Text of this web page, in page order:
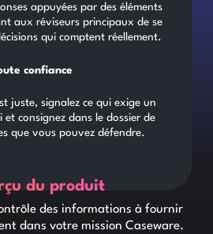
appuyées par des éléments
aux réviseurs principaux de se
qui comptent réellement.
confiance
juste, signalez ce qui exige un
consignez dans le dossier de
que vous pouvez défendre.
du produit
des informations à fournir
dans votre mission Caseware.